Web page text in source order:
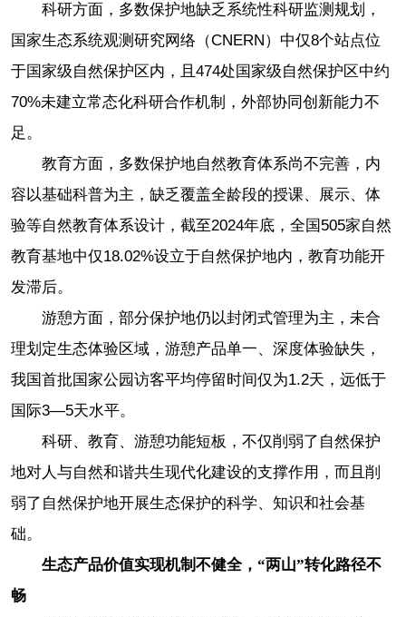
科研方面，多数保护地缺乏系统性科研监测规划，
国家生态系统观测研究网络（CNERN）中仅8个站点位
于国家级自然保护区内，且474处国家级自然保护区中约
70%未建立常态化科研合作机制，外部协同创新能力不
足。
教育方面，多数保护地自然教育体系尚不完善，内
容以基础科普为主，缺乏覆盖全龄段的授课、展示、体
验等自然教育体系设计，截至2024年底，全国505家自然
教育基地中仅18.02%设立于自然保护地内，教育功能开
发滞后。
游憩方面，部分保护地仍以封闭式管理为主，未合
理划定生态体验区域，游憩产品单一、深度体验缺失，
我国首批国家公园访客平均停留时间仅为1.2天，远低于
国际3—5天水平。
科研、教育、游憩功能短板，不仅削弱了自然保护
地对人与自然和谐共生现代化建设的支撑作用，而且削
弱了自然保护地开展生态保护的科学、知识和社会基
础。
生态产品价值实现机制不健全，“两山”转化路径不
畅